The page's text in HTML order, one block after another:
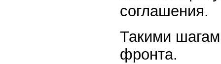
соглашения.
Такими
фронта.